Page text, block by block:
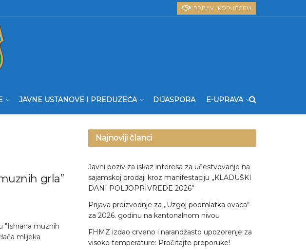
PRIJAVI KORUPCIJU
JAVNE USTANOVE I PREDUZEĆA DIJASPORA E-UPRAVA
grla”
"Ishrana muznih
mlijeka
Najnoviji članci
Javni poziv za iskaz interesa za učestvovanje na
sajamskoj prodaji kroz manifestaciju „KLADUŠKI
DANI POLJOPRIVREDE 2026”
Prijava proizvodnje za „Uzgoj podmlatka ovaca“
za 2026. godinu na kantonalnom nivou
FHMZ izdao crveno i narandžasto upozorenje za
visoke temperature: Pročitajte preporuke!